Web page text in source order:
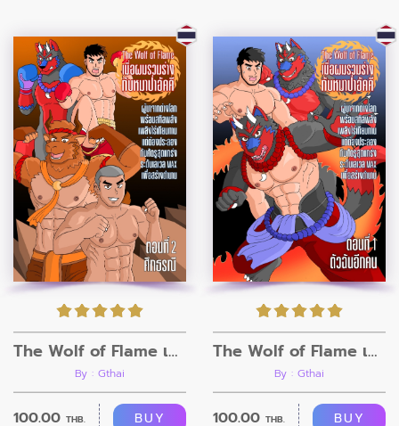
The Wolf of Flame เมื่อผมรวมร่างกับหมาป่าอัคคี ตอนที่2
By : Gthai
100.00 THB. BUY
The Wolf of Flame เมื่อผมรวมร่างกับหมาป่าอัคคี ตอนที่1
By : Gthai
100.00 THB. BUY